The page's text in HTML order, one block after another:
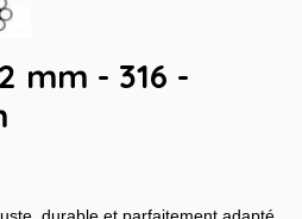
mm - 316 -